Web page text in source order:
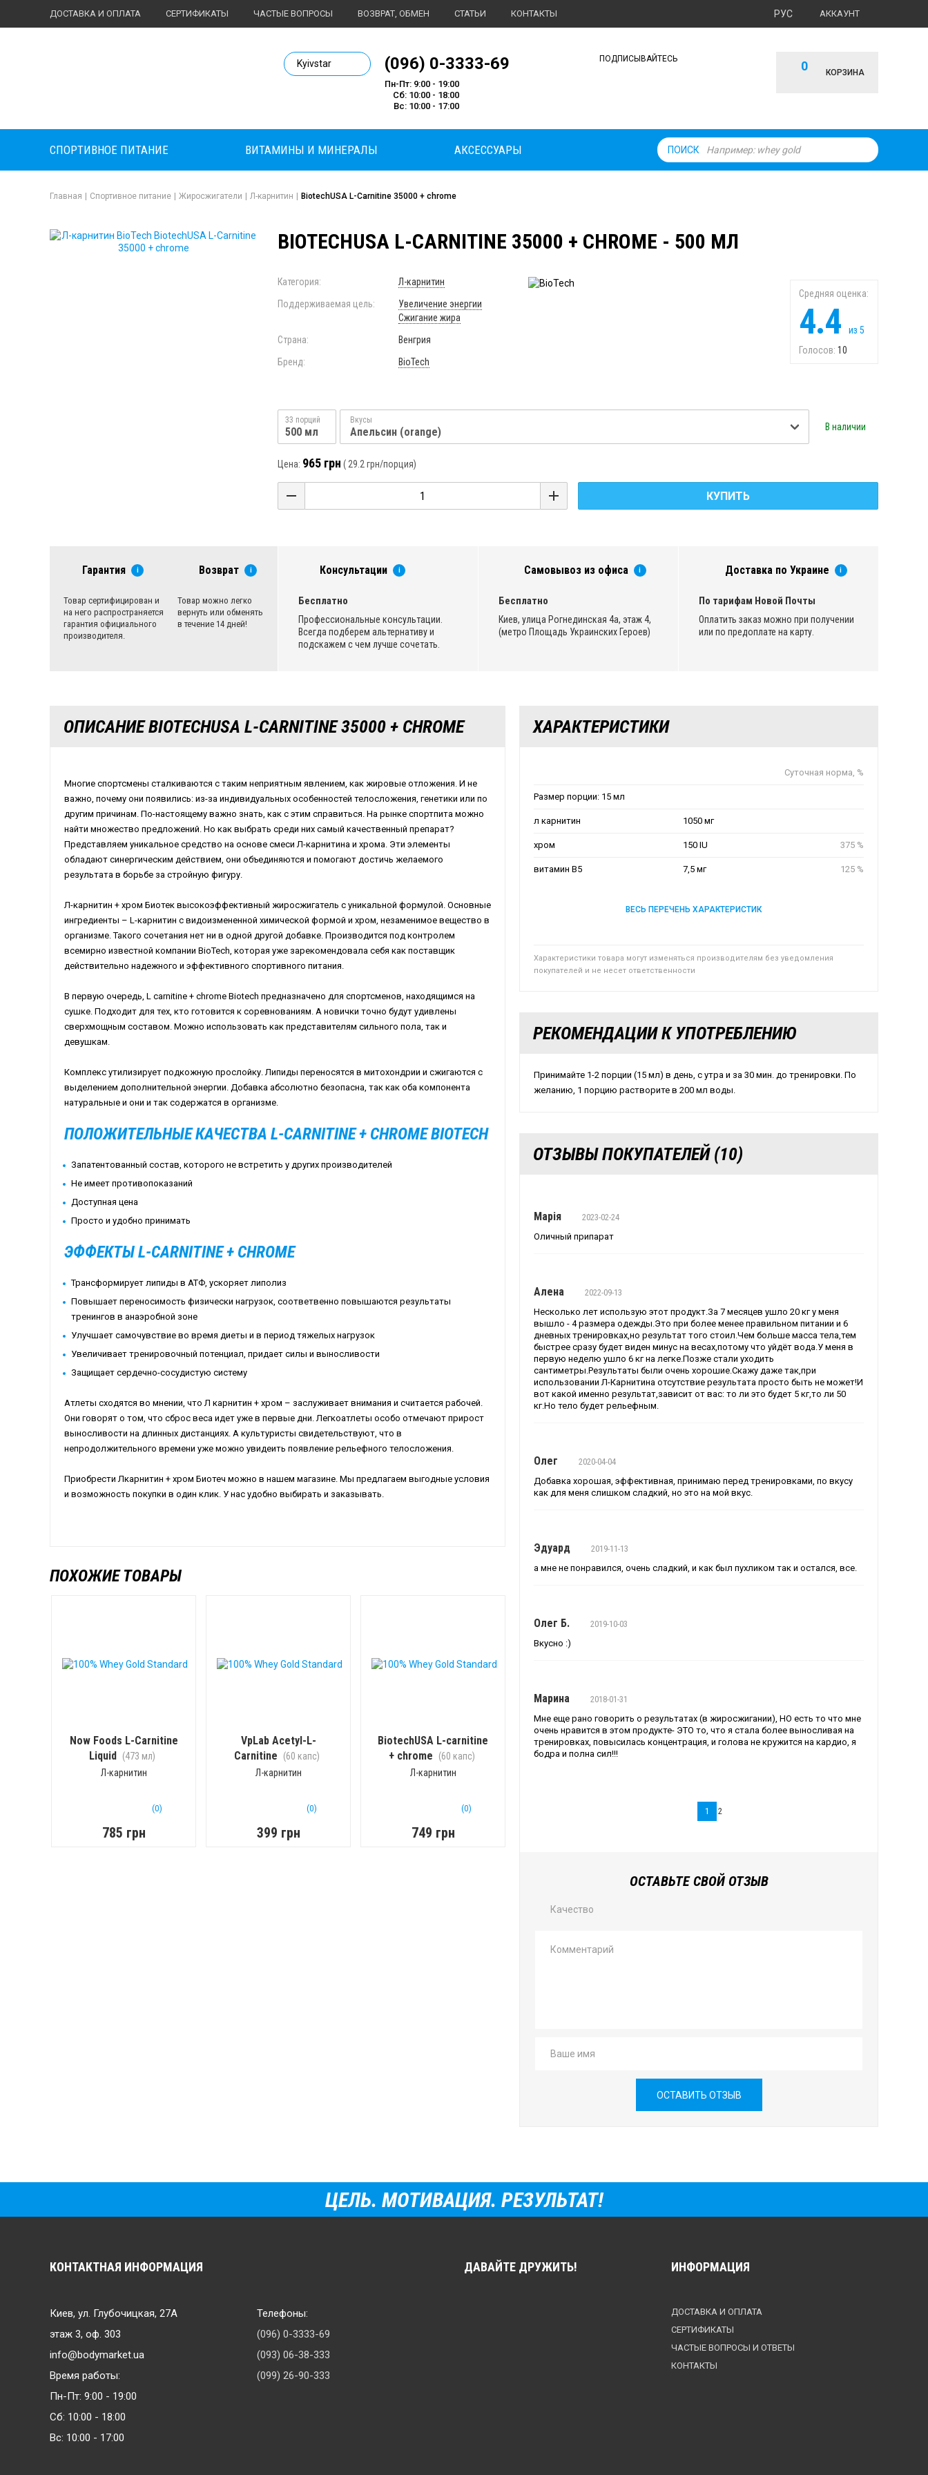
ДОСТАВКА И ОПЛАТА СЕРТИФИКАТЫ ЧАСТЫЕ ВОПРОСЫ ВОЗВРАТ, ОБМЕН СТАТЬИ КОНТАКТЫ АККАУНТ
РУС
Body Market №1 магазин спортивного питания
Kyivstar (096) 0-3333-69
Пн-Пт: 9:00 - 19:00
Сб: 10:00 - 18:00
Вс: 10:00 - 17:00
0 КОРЗИНА
ПОДПИСЫВАЙТЕСЬ
ПОИСК
СПОРТИВНОЕ ПИТАНИЕ ВИТАМИНЫ И МИНЕРАЛЫ АКСЕССУАРЫ
Главная Спортивное питание Жиросжигатели Л-карнитин BiotechUSA L-Carnitine 35000 + chrome
BIOTECHUSA L-CARNITINE 35000 + CHROME - 500 МЛ
Средняя оценка:
4.4 из 5
Голосов: 10
Категория:
Л-карнитин
Поддерживаемая цель:
Увеличение энергии
Сжигание жира
Страна:
Венгрия
Бренд:
BioTech
33 порций
500 мл
Вкусы
Апельсин (orange) В наличии
Цена: 965 грн ( 29.2 грн/порция)
КУПИТЬ
Гарантия i
Товар сертифицирован и
на него распространяется
гарантия официального
производителя.
Возврат i
Товар можно легко
вернуть или обменять
в течение 14 дней!
Консультации i
Бесплатно
Профессиональные консультации.
Всегда подберем альтернативу и
подскажем с чем лучше сочетать.
Самовывоз из офиса i
Бесплатно
Киев, улица Рогнединская 4а, этаж 4,
(метро Площадь Украинских Героев)
Доставка по Украине i
По тарифам Новой Почты
Оплатить заказ можно при получении
или по предоплате на карту.
ОПИСАНИЕ BIOTECHUSA L-CARNITINE 35000 + CHROME
Многие спортсмены сталкиваются с таким неприятным явлением, как жировые отложения. И не
важно, почему они появились: из-за индивидуальных особенностей телосложения, генетики или по
другим причинам. По-настоящему важно знать, как с этим справиться. На рынке спортпита можно
найти множество предложений. Но как выбрать среди них самый качественный препарат?
Представляем уникальное средство на основе смеси Л-карнитина и хрома. Эти элементы
обладают синергическим действием, они объединяются и помогают достичь желаемого
результата в борьбе за стройную фигуру.
Л-карнитин + хром Биотек высокоэффективный жиросжигатель с уникальной формулой. Основные
ингредиенты – L-карнитин с видоизмененной химической формой и хром, незаменимое вещество в
организме. Такого сочетания нет ни в одной другой добавке. Производится под контролем
всемирно известной компании BioTech, которая уже зарекомендовала себя как поставщик
действительно надежного и эффективного спортивного питания.
В первую очередь, L carnitine + chrome Biotech предназначено для спортсменов, находящимся на
сушке. Подходит для тех, кто готовится к соревнованиям. А новички точно будут удивлены
сверхмощным составом. Можно использовать как представителям сильного пола, так и
девушкам.
Комплекс утилизирует подкожную прослойку. Липиды переносятся в митохондрии и сжигаются с
выделением дополнительной энергии. Добавка абсолютно безопасна, так как оба компонента
натуральные и они и так содержатся в организме.
ПОЛОЖИТЕЛЬНЫЕ КАЧЕСТВА L-CARNITINE + CHROME BIOTECH
Запатентованный состав, которого не встретить у других производителей
Не имеет противопоказаний
Доступная цена
Просто и удобно принимать
ЭФФЕКТЫ L-CARNITINE + CHROME
Трансформирует липиды в АТФ, ускоряет липолиз
Повышает переносимость физически нагрузок, соответвенно повышаются результаты
тренингов в анаэробной зоне
Улучшает самочувствие во время диеты и в период тяжелых нагрузок
Увеличивает тренировочный потенциал, придает силы и выносливости
Защищает сердечно-сосудистую систему
Атлеты сходятся во мнении, что Л карнитин + хром – заслуживает внимания и считается рабочей.
Они говорят о том, что сброс веса идет уже в первые дни. Легкоатлеты особо отмечают прирост
выносливости на длинных дистанциях. А культуристы свидетельствуют, что в
непродолжительного времени уже можно увидеить появление рельефного телосложения.
Приобрести Лкарнитин + хром Биотеч можно в нашем магазине. Мы предлагаем выгодные условия
и возможность покупки в один клик. У нас удобно выбирать и заказывать.
ПОХОЖИЕ ТОВАРЫ
Now Foods L-Carnitine
Liquid (473 мл)
Л-карнитин
(0)
785 грн
VpLab Acetyl-L-
Carnitine
(60 капс)
Л-карнитин
(0)
399 грн
BiotechUSA L-carnitine
+ chrome
(60 капс)
Л-карнитин
(0)
749 грн
ХАРАКТЕРИСТИКИ
Суточная норма, %
Размер порции: 15 мл
л карнитин 1050 мг
хром 150 IU 375 %
витамин В5 7,5 мг 125 %
ВЕСЬ ПЕРЕЧЕНЬ ХАРАКТЕРИСТИК
Характеристики товара могут изменяться производителям без уведомления
покупателей и не несет ответственности
РЕКОМЕНДАЦИИ К УПОТРЕБЛЕНИЮ
Принимайте 1-2 порции (15 мл) в день, с утра и за 30 мин. до тренировки. По
желанию, 1 порцию растворите в 200 мл воды.
ОТЗЫВЫ ПОКУПАТЕЛЕЙ (10)
Марія
2023-02-24
Оличный припарат
Алена
2022-09-13
Несколько лет использую этот продукт.За 7 месяцев ушло 20 кг у меня
вышло - 4 размера одежды.Это при более менее правильном питании и 6
дневных тренировках,но результат того стоил.Чем больше масса тела,тем
быстрее сразу будет виден минус на весах,потому что уйдёт вода.У меня в
первую неделю ушло 6 кг на легке.Позже стали уходить
сантиметры.Результаты были очень хорошие.Скажу даже так,при
использовании Л-Карнитина отсутствие результата просто быть не может!И
вот какой именно результат,зависит от вас: то ли это будет 5 кг,то ли 50
кг.Но тело будет рельефным.
Олег
2020-04-04
Добавка хорошая, эффективная, принимаю перед тренировками, по вкусу
как для меня слишком сладкий, но это на мой вкус.
Эдуард
2019-11-13
а мне не понравился, очень сладкий, и как был пухликом так и остался, все.
Олег Б.
2019-10-03
Вкусно :)
Марина
2018-01-31
Мне еще рано говорить о результатах (в жиросжигании), НО есть то что мне
очень нравится в этом продукте- ЭТО то, что я стала более выносливая на
тренировках, повысилась концентрация, и голова не кружится на кардио, я
бодра и полна сил!!!
1 2
ОСТАВЬТЕ СВОЙ ОТЗЫВ
Качество
ОСТАВИТЬ ОТЗЫВ
ЦЕЛЬ. МОТИВАЦИЯ. РЕЗУЛЬТАТ!
КОНТАКТНАЯ ИНФОРМАЦИЯ
Киев, ул. Глубочицкая, 27А
этаж 3, оф. 303
info@bodymarket.ua
Время работы:
Пн-Пт: 9:00 - 19:00
Сб: 10:00 - 18:00
Вс: 10:00 - 17:00
Телефоны:
(096) 0-3333-69
(093) 06-38-333
(099) 26-90-333
ДАВАЙТЕ ДРУЖИТЬ! ИНФОРМАЦИЯ
ДОСТАВКА И ОПЛАТА
СЕРТИФИКАТЫ
ЧАСТЫЕ ВОПРОСЫ И ОТВЕТЫ
КОНТАКТЫ